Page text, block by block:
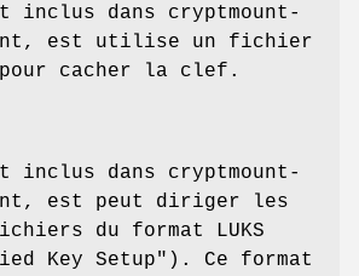
inclus dans cryptmount-
est utilise un fichier
pour cacher la clef.
inclus dans cryptmount-
est peut diriger les
du format LUKS
Key Setup"). Ce format